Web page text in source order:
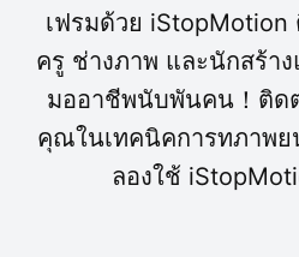
เฟรมด้วย
ครู ช่างภาพ และนักสร้า
มออาชีพนับพันคน！ติด
คุณในเทคนิคการทภาพ
ลองใช้